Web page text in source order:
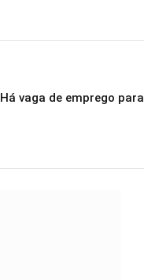
Há vaga de emprego